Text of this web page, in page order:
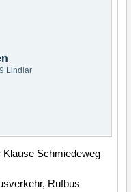
Lindlar
Klause Schmiedeweg
Rufbus